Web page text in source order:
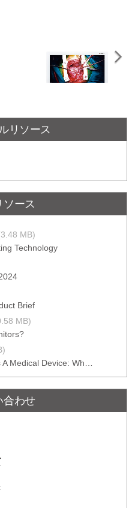
ASM27UHB
リソース
ソース
MB)
Technology
Brief
MB)
The Medical Computer as A Medical Device: What Do You Need to Be Mindful Of?
合わせ